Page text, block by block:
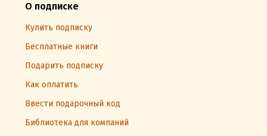
О подписке
Купить подписку
Бесплатные книги
Подарить подписку
Как оплатить
Ввести подарочный код
Библиотека для компаний